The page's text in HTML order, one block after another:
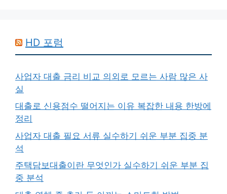
HD 포럼
사업자 대출 금리 비교 의외로 모르는 사람 많은 사
실
대출로 신용점수 떨어지는 이유 복잡한 내용 한방에
정리
사업자 대출 필요 서류 실수하기 쉬운 부분 집중 분
석
주택담보대출이란 무엇인가 실수하기 쉬운 부분 집
중 분석